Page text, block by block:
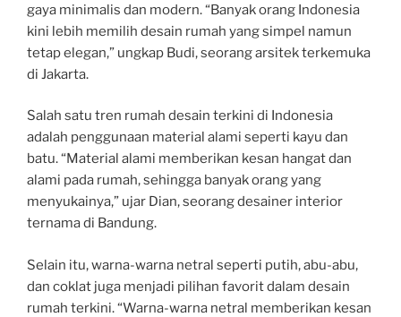
gaya minimalis dan modern. “Banyak orang Indonesia
kini lebih memilih desain rumah yang simpel namun
tetap elegan,” ungkap Budi, seorang arsitek terkemuka
di Jakarta.
Salah satu tren rumah desain terkini di Indonesia
adalah penggunaan material alami seperti kayu dan
batu. “Material alami memberikan kesan hangat dan
alami pada rumah, sehingga banyak orang yang
menyukainya,” ujar Dian, seorang desainer interior
ternama di Bandung.
Selain itu, warna-warna netral seperti putih, abu-abu,
dan coklat juga menjadi pilihan favorit dalam desain
rumah terkini. “Warna-warna netral memberikan kesan